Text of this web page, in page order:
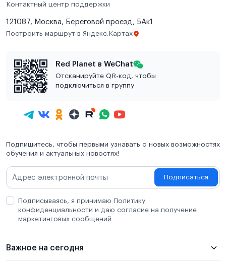
Контактный центр поддержки
121087, Москва, Береговой проезд, 5Ак1
Построить маршрут в Яндекс.Картах
Red Planet в WeChat
Отсканируйте QR-код, чтобы
подключиться в группу
Подпишитесь, чтобы первыми узнавать о новых возможностях
обучения и актуальных новостях!
Подписаться
Подписываясь, я принимаю Политику
конфиденциальности и даю согласие на получение
маркетинговых сообщений
Важное на сегодня